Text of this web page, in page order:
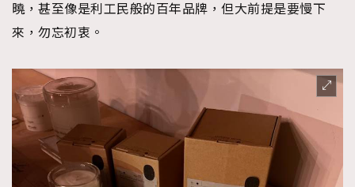
曉，甚至像是利工民般的百年品牌，但大前提是要慢下
來，勿忘初衷。